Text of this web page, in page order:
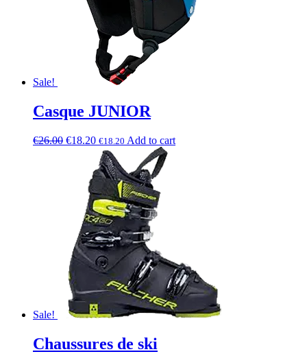
Sale!
Casque JUNIOR
€26.00 €18.20 €18.20 Add to cart
Sale!
Chaussures de ski